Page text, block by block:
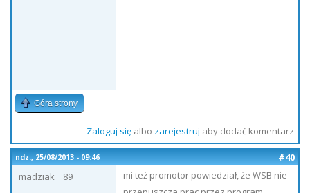
Góra strony
Zaloguj sięalbo zarejestruj aby dodać komentarz
ndz., 25/08/2013 - 09:46
#40
madziak__89
mi też promotor powiedział, że WSB nie